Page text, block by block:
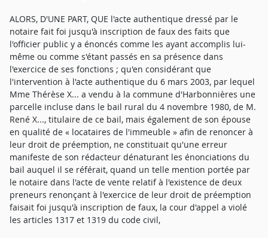
ALORS, D'UNE PART, QUE l'acte authentique dressé par le
notaire fait foi jusqu'à inscription de faux des faits que
l'officier public y a énoncés comme les ayant accomplis lui-
même ou comme s'étant passés en sa présence dans
l'exercice de ses fonctions ; qu'en considérant que
l'intervention à l'acte authentique du 6 mars 2003, par lequel
Mme Thérèse X... a vendu à la commune d'Harbonnières une
parcelle incluse dans le bail rural du 4 novembre 1980, de M.
René X..., titulaire de ce bail, mais également de son épouse
en qualité de « locataires de l'immeuble » afin de renoncer à
leur droit de préemption, ne constituait qu'une erreur
manifeste de son rédacteur dénaturant les énonciations du
bail auquel il se référait, quand un telle mention portée par
le notaire dans l'acte de vente relatif à l'existence de deux
preneurs renonçant à l'exercice de leur droit de préemption
faisait foi jusqu'à inscription de faux, la cour d'appel a violé
les articles 1317 et 1319 du code civil,